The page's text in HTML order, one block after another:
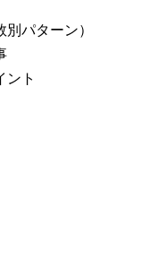
パターン）
ント